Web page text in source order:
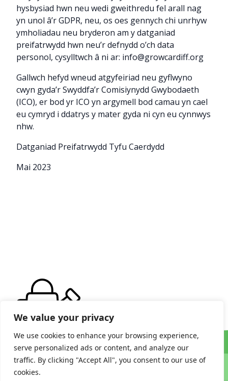
We value your privacy
We use cookies to enhance your browsing experience,
serve personalized ads or content, and analyze our
traffic. By clicking "Accept All", you consent to our use of
cookies.
hysbysiad hwn neu wedi gweithredu fel arall nag
yn unol â’r GDPR, neu, os oes gennych chi unrhyw
ymholiadau neu bryderon am y datganiad
preifatrwydd hwn neu’r defnydd o’ch data
personol, cysylltwch â ni ar: info@growcardiff.org
Gallwch hefyd wneud atgyfeiriad neu gyflwyno
cwyn gyda’r Swyddfa’r Comisiynydd Gwybodaeth
(ICO), er bod yr ICO yn argymell bod camau yn cael
eu cymryd i ddatrys y mater gyda ni cyn eu cynnwys
nhw.
Datganiad Preifatrwydd Tyfu Caerdydd
Mai 2023